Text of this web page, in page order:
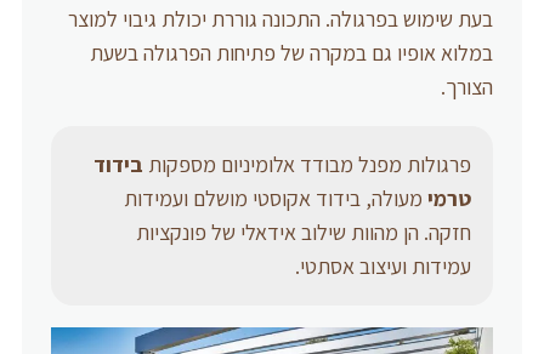
בעת שימוש בפרגולה. התכונה גוררת יכולת גיבוי למוצר
במלוא אופיו גם במקרה של פתיחות הפרגולה בשעת
הצורך.
פרגולות מפנל מבודד אלומיניום מספקות בידוד
טרמימעולה, בידוד אקוסטי מושלם ועמידות
חזקה. הן מהוות שילוב אידאלי של פונקציות
עמידות ועיצוב אסתטי.